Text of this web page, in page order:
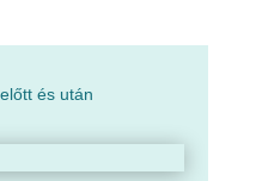
és után